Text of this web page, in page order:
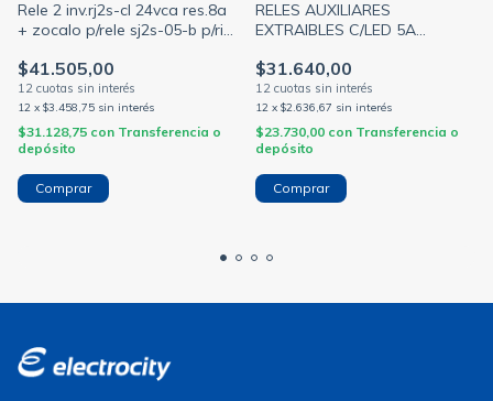
Rele 2 inv.rj2s-cl 24vca res.8a
+ zocalo p/rele sj2s-05-b p/riel
$41.505,00
12 x $3.458,75 sin interés
$31.128,75 con Transferencia o
depósito
RELES AUXILIARES
EXTRAIBLES C/LED 5A
(SASSIN)
$31.640,00
12 x $2.636,67 sin interés
$23.730,00 con Transferencia o
depósito